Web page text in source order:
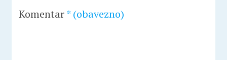
Komentar* (obavezno)